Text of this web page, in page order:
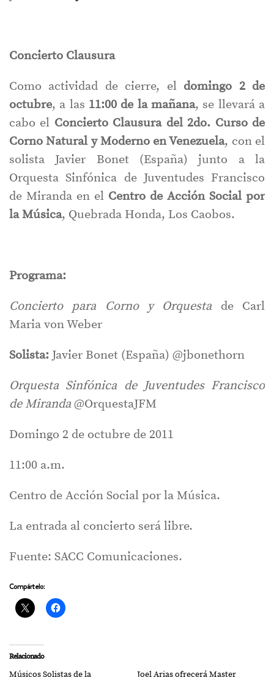
Concierto Clausura
Como actividad de cierre, el domingo 2 de
octubre, a las 11:00 de la mañana, se llevará a
cabo el Concierto Clausura del 2do. Curso de
Corno Natural y Moderno en Venezuela, con el
solista Javier Bonet (España) junto a la
Orquesta Sinfónica de Juventudes Francisco
de Miranda en el Centro de Acción Social por
la Música, Quebrada Honda, Los Caobos.
Programa:
Concierto para Corno y Orquesta de Carl
Maria von Weber
Solista: Javier Bonet (España) @jbonethorn
Orquesta Sinfónica de Juventudes Francisco
de Miranda @OrquestaJFM
Domingo 2 de octubre de 2011
11:00 a.m.
Centro de Acción Social por la Música.
La entrada al concierto será libre.
Fuente: SACC Comunicaciones.
Compártelo:
Relacionado
Músicos Solistas de la
Joel Arias ofrecerá Master